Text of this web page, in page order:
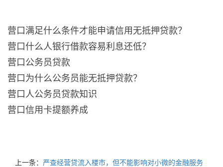
营口满足什么条件才能申请信用无抵押贷款？
营口什么人银行借款容易利息还低？
营口公务员贷款
营口为什么公务员能无抵押贷款？
营口人公务员贷款知识
营口信用卡提额养成
上一条： 严查经营贷流入楼市，但不能影响对小微的金融服务